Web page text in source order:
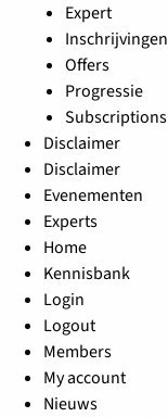
Expert
Inschrijvingen
Offers
Progressie
Subscriptions
Disclaimer
Disclaimer
Evenementen
Experts
Home
Kennisbank
Login
Logout
Members
My account
Nieuws